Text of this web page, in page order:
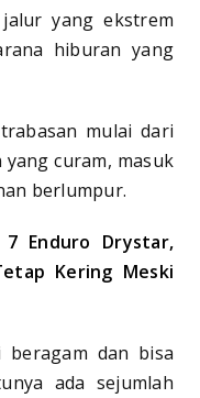
yang ekstrem
hiburan yang
mulai dari
curam, masuk
berlumpur.
Enduro Drystar,
Kering Meski
dan bisa
ada sejumlah